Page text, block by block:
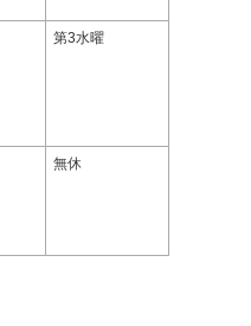
第3水曜
無休